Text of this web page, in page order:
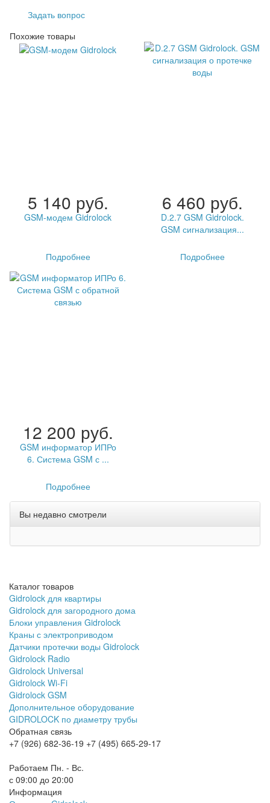
Задать вопрос
Похожие товары
5 140 руб.
GSM-модем Gidrolock
Подробнее
6 460 руб.
D.2.7 GSM Gidrolock.
GSM сигнализация...
Подробнее
12 200 руб.
GSM информатор ИПРо
6. Система GSM с ...
Подробнее
Вы недавно смотрели
Каталог товаров
Gidrolock для квартиры
Gidrolock для загородного дома
Блоки управления Gidrolock
Краны с электроприводом
Датчики протечки воды Gidrolock
Gidrolock Radio
Gidrolock Universal
Gidrolock Wi-Fi
Gidrolock GSM
Дополнительное оборудование
GIDROLOCK по диаметру трубы
Обратная связь
+7 (926) 682-36-19 +7 (495) 665-29-17
Работаем Пн. - Вс.
с 09:00 до 20:00
Информация